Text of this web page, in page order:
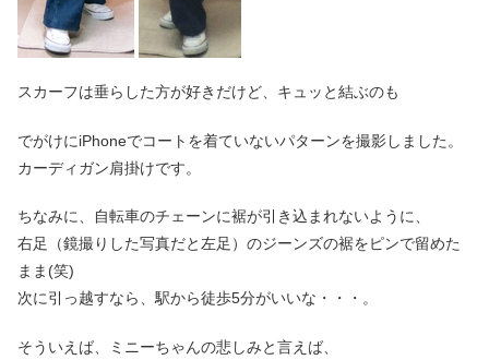
スカーフは垂らした方が好きだけど、キュッと結ぶのも
でがけにiPhoneでコートを着ていないパターンを撮影しました。
カーディガン肩掛けです。
ちなみに、自転車のチェーンに裾が引き込まれないように、
右足（鏡撮りした写真だと左足）のジーンズの裾をピンで留めた
まま(笑)
次に引っ越すなら、駅から徒歩5分がいいな・・・。
そういえば、ミニーちゃんの悲しみと言えば、